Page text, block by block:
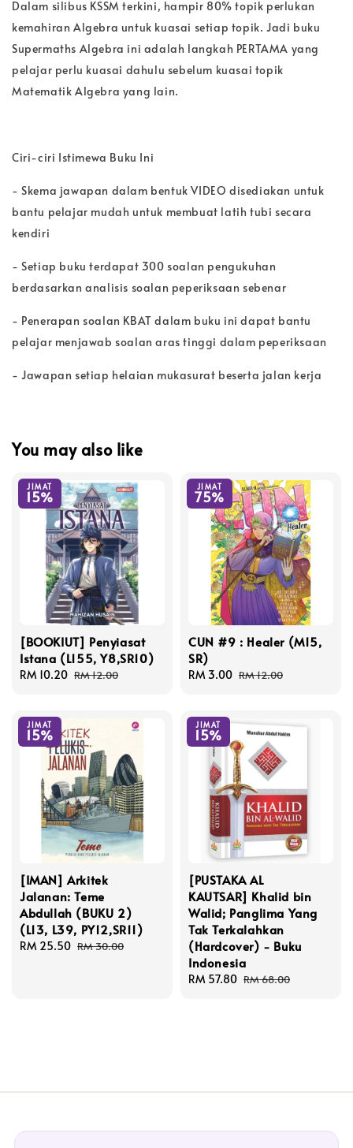
Dalam silibus KSSM terkini, hampir 80% topik perlukan
kemahiran Algebra untuk kuasai setiap topik. Jadi buku
Supermaths Algebra ini adalah langkah PERTAMA yang
pelajar perlu kuasai dahulu sebelum kuasai topik
Matematik Algebra yang lain.
Ciri-ciri Istimewa Buku Ini
- Skema jawapan dalam bentuk VIDEO disediakan untuk
bantu pelajar mudah untuk membuat latih tubi secara
kendiri
- Setiap buku terdapat 300 soalan pengukuhan
berdasarkan analisis soalan peperiksaan sebenar
- Penerapan soalan KBAT dalam buku ini dapat bantu
pelajar menjawab soalan aras tinggi dalam peperiksaan
- Jawapan setiap helaian mukasurat beserta jalan kerja
You may also like
JIMAT
15%
[BOOKIUT] Penyiasat
Istana (L155, Y8,SR10)
Sale
RM 10.20 Regular
RM 12.00
JIMAT
75%
CUN #9 : Healer (M15,
SR)
Sale
RM 3.00 Regular
RM 12.00
JIMAT
15%
[IMAN] Arkitek
Jalanan: Teme
Abdullah (BUKU 2)
(L13, L39, PY12,SR11)
Sale
RM 25.50 Regular
RM 30.00
JIMAT
15%
[PUSTAKA AL
KAUTSAR] Khalid bin
Walid; Panglima Yang
Tak Terkalahkan
(Hardcover) - Buku
Indonesia
Sale
RM 57.80 Regular
RM 68.00